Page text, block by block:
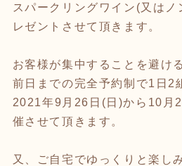
スパークリングワイン(又は
レゼントさせて頂きます。
お客様が集中することを避け
前日までの完全予約制で1日2
2021年9月26日(日)から10月
催させて頂きます。
又、ご自宅でゆっくりと楽し